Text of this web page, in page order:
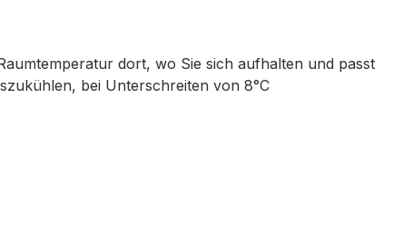
dort, wo Sie sich aufhalten und passt
bei Unterschreiten von 8°C